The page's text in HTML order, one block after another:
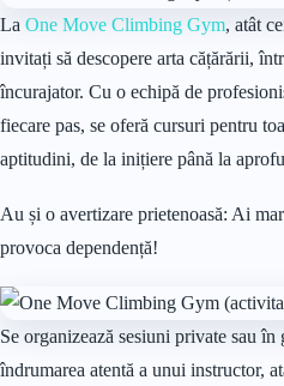
La One Move Climbing Gym, atât
invitați să descopere arta cățărării,
încurajator. Cu o echipă de
fiecare pas, se oferă cursuri pentru
aptitudini, de la inițiere până la
Au și o avertizare prietenoasă: Ai
provoca dependență!
Se organizează sesiuni private sau în
îndrumarea atentă a unui instructor,